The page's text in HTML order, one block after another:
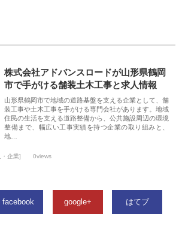
株式会社アドバンスロードが山形県鶴岡
市で手がける舗装土木工事と求人情報
山形県鶴岡市で地域の道路基盤を支える企業として、舗
装工事や土木工事を手がける専門会社があります。地域
住民の生活を支える道路整備から、公共施設周辺の環境
整備まで、幅広い工事実績を持つ企業の取り組みと、
地…
企業] 0views
facebook google+ はてブ